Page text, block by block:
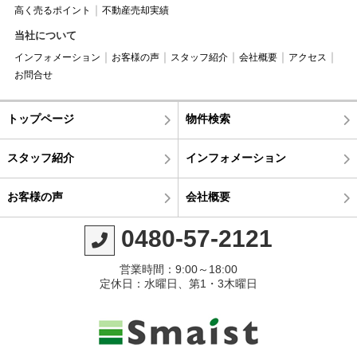
高く売るポイント
不動産売却実績
当社について
インフォメーション お客様の声 スタッフ紹介 会社概要
アクセス
お問合せ
トップページ 物件検索
スタッフ紹介 インフォメーション
お客様の声 会社概要
0480-57-2121
営業時間：9:00～18:00
定休日：水曜日、第1・3木曜日